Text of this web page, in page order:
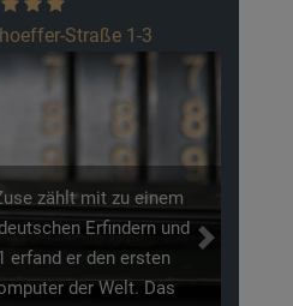
Unter dem Motto
Begeistern", schafft
auf einer Fläche von 6
Next